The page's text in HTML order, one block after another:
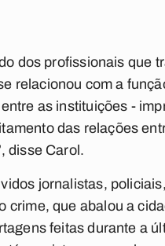
dos profissionais que
relacionou com a
as instituições -
das relações
disse Carol.
jornalistas,
crime, que abalou a
feitas durante a